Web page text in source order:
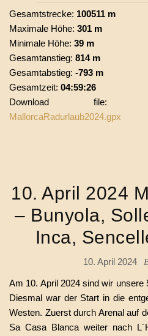
Gesamtstrecke: 100511 m
Maximale Höhe: 301 m
Minimale Höhe: 39 m
Gesamtanstieg: 814 m
Gesamtabstieg: -793 m
Gesamtzeit: 04:59:26
Download file:
MallorcaRadurlaub2024.gpx
10. April 2024
– Bunyola,
Inca,
10. April 2024
Am 10. April 2024 sind wir unsere
Diesmal war der Start in die
Westen. Zuerst durch Arenal auf
Sa Casa Blanca weiter nach